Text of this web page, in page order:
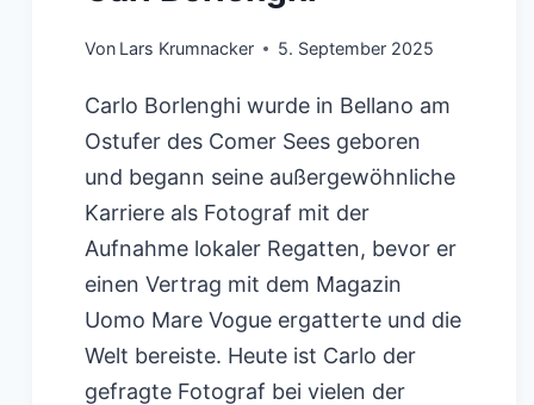
Von Lars Krumnacker 5. September 2025
Carlo Borlenghi wurde in Bellano am
Ostufer des Comer Sees geboren
und begann seine außergewöhnliche
Karriere als Fotograf mit der
Aufnahme lokaler Regatten, bevor er
einen Vertrag mit dem Magazin
Uomo Mare Vogue ergatterte und die
Welt bereiste. Heute ist Carlo der
gefragte Fotograf bei vielen der